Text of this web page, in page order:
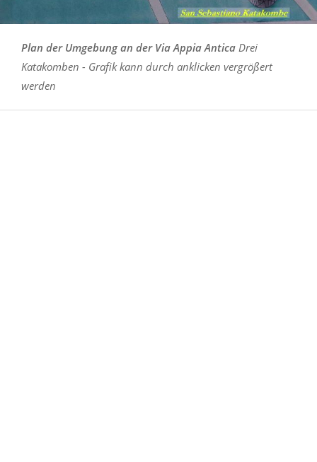
Plan der Umgebung an der Via Appia Antica Drei
Katakomben - Grafik kann durch anklicken vergrößert
werden